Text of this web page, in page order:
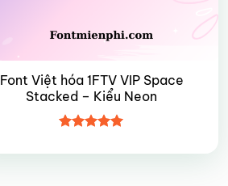
Font Việt hóa 1FTV VIP Space
Stacked – Kiểu Neon
hạng55